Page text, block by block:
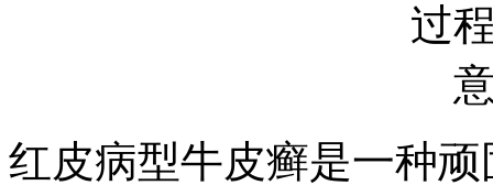
红皮病型牛皮癣是一种